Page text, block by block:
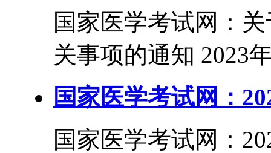
国家医学考试网：
关事项的通知 2023
国家医学考试网：
国家医学考试网：